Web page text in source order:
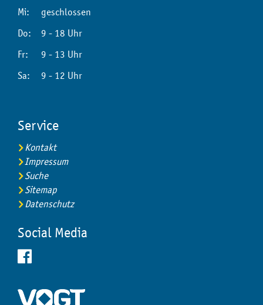
Mi:
geschlossen
Do:
9 - 18 Uhr
Fr:
9 - 13 Uhr
Sa:
9 - 12 Uhr
Service
Kontakt
Impressum
Suche
Sitemap
Datenschutz
Social Media